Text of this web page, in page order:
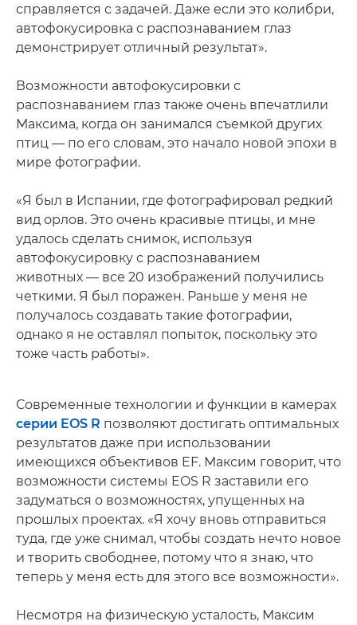
справляется с задачей. Даже если это колибри,
автофокусировка с распознаванием глаз
демонстрирует отличный результат».
Возможности автофокусировки с
распознаванием глаз также очень впечатлили
Максима, когда он занимался съемкой других
птиц — по его словам, это начало новой эпохи в
мире фотографии.
«Я был в Испании, где фотографировал редкий
вид орлов. Это очень красивые птицы, и мне
удалось сделать снимок, используя
автофокусировку с распознаванием
животных — все 20 изображений получились
четкими. Я был поражен. Раньше у меня не
получалось создавать такие фотографии,
однако я не оставлял попыток, поскольку это
тоже часть работы».
Современные технологии и функции в камерах
серии EOS R позволяют достигать оптимальных
результатов даже при использовании
имеющихся объективов EF. Максим говорит, что
возможности системы EOS R заставили его
задуматься о возможностях, упущенных на
прошлых проектах. «Я хочу вновь отправиться
туда, где уже снимал, чтобы создать нечто новое
и творить свободнее, потому что я знаю, что
теперь у меня есть для этого все возможности».
Несмотря на физическую усталость, Максим